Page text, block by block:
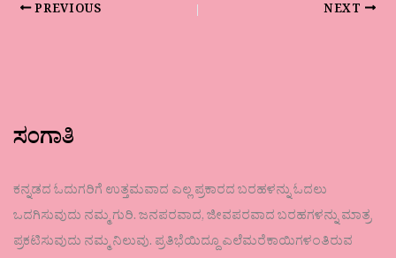
PREVIOUS NEXT
ಸಂಗಾತಿ
ಕನ್ನಡದ ಓದುಗರಿಗೆ ಉತ್ತಮವಾದ ಎಲ್ಲ ಪ್ರಕಾರದ ಬರಹಳನ್ನು ಓದಲು
ಒದಗಿಸುವುದು ನಮ್ಮ ಗುರಿ. ಜನಪರವಾದ, ಜೀವಪರವಾದ ಬರಹಗಳನ್ನು ಮಾತ್ರ
ಪ್ರಕಟಿಸುವುದು ನಮ್ಮ ನಿಲುವು. ಪ್ರತಿಭೆಯಿದ್ದೂ ಎಲೆಮರೆಕಾಯಿಗಳಂತಿರುವ